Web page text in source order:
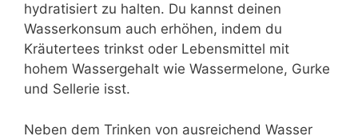
hydratisiert zu halten. Du kannst deinen
Wasserkonsum auch erhöhen, indem du
Kräutertees trinkst oder Lebensmittel mit
hohem Wassergehalt wie Wassermelone, Gurke
und Sellerie isst.
Neben dem Trinken von ausreichend Wasser